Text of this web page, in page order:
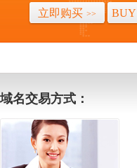
立即购买 >>
域名交易方式：